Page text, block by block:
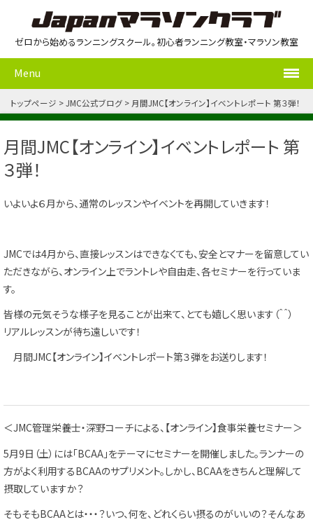
ゼロから始めるランニングスクール。初心者ランニング教室・マラソン教室
Menu
トップページ JMC公式ブログ 月間JMC【オンライン】イベントレポート 第３弾！
月間JMC【オンライン】イベントレポート 第
３弾！
いよいよ６月から、通常のレッスンやイベントを再開していきます！
JMCでは4月から、直接レッスンはできなくても、安全とマナーを留意してい
ただきながら、オンライン上でラントレや自由走、各セミナーを行っていま
す。
皆様の元気そうな様子を見ることが出来て、とても嬉しく思います（＾＾）
リアルレッスンが待ち遠しいです！
月間JMC【オンライン】イベントレポート第３弾をお送りします！
＜JMC管理栄養士・深野コーチによる、【オンライン】食事栄養セミナー＞
5月9日（土）には「BCAA」をテーマにセミナーを開催しました。ランナーの
方がよく利用するBCAAのサプリメント。しかし、BCAAをきちんと理解して
摂取していますか？
そもそもBCAAとは・・・？いつ、何を、どれくらい摂るのがいいの？そんなあ